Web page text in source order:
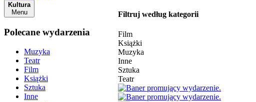
Kultura
Menu
Polecane wydarzenia
Muzyka
Teatr
Film
Książki
Sztuka
Inne
Filtruj według kategorii
Film
Książki
Muzyka
Inne
Sztuka
Teatr